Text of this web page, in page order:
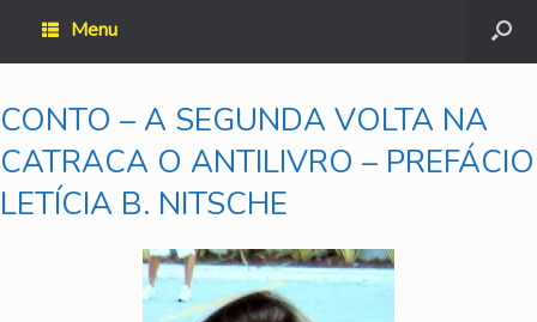
Menu
CONTO – A SEGUNDA VOLTA NA
CATRACA O ANTILIVRO – PREFÁCIO
LETÍCIA B. NITSCHE